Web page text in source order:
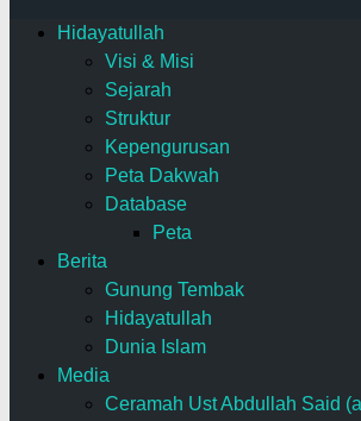
Hidayatullah
Visi & Misi
Sejarah
Struktur
Kepengurusan
Peta Dakwah
Database
Peta
Berita
Gunung Tembak
Hidayatullah
Dunia Islam
Media
Ceramah Ust Abdullah Said